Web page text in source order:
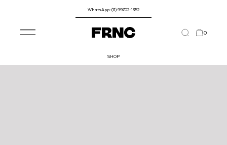
WhatsApp: (11) 99702-1352
0
SHOP